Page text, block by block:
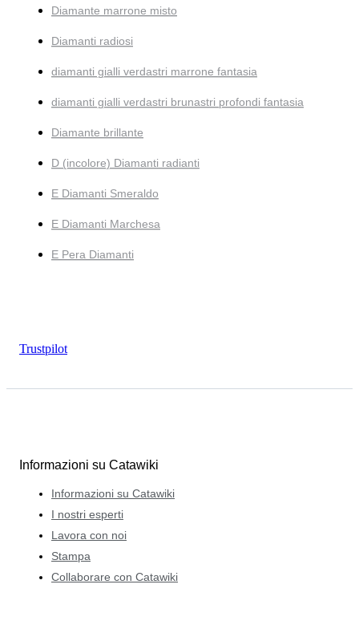
Diamante marrone misto
Diamanti radiosi
diamanti gialli verdastri marrone fantasia
diamanti gialli verdastri brunastri profondi fantasia
Diamante brillante
D (incolore) Diamanti radianti
E Diamanti Smeraldo
E Diamanti Marchesa
E Pera Diamanti
Trustpilot
Informazioni su Catawiki
Informazioni su Catawiki
I nostri esperti
Lavora con noi
Stampa
Collaborare con Catawiki